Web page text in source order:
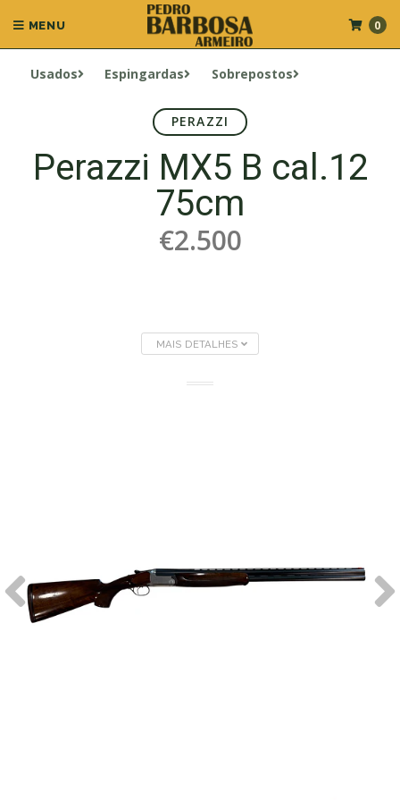
MENU 0
Usados Espingardas Sobrepostos
PERAZZI
Perazzi MX5 B cal.12
75cm
€2.500
MAIS DETALHES